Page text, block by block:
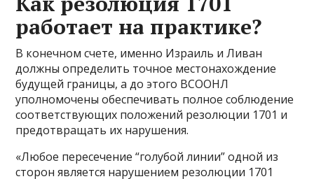
работает на практике?
В конечном счете, именно Израиль и Ливан
должны определить точное местонахождение
будущей границы, а до этого ВСООНЛ
уполномочены обеспечивать полное соблюдение
соответствующих положений резолюции 1701 и
предотвращать их нарушения.
«Любое пересечение “голубой линии” одной из
сторон является нарушением резолюции 1701